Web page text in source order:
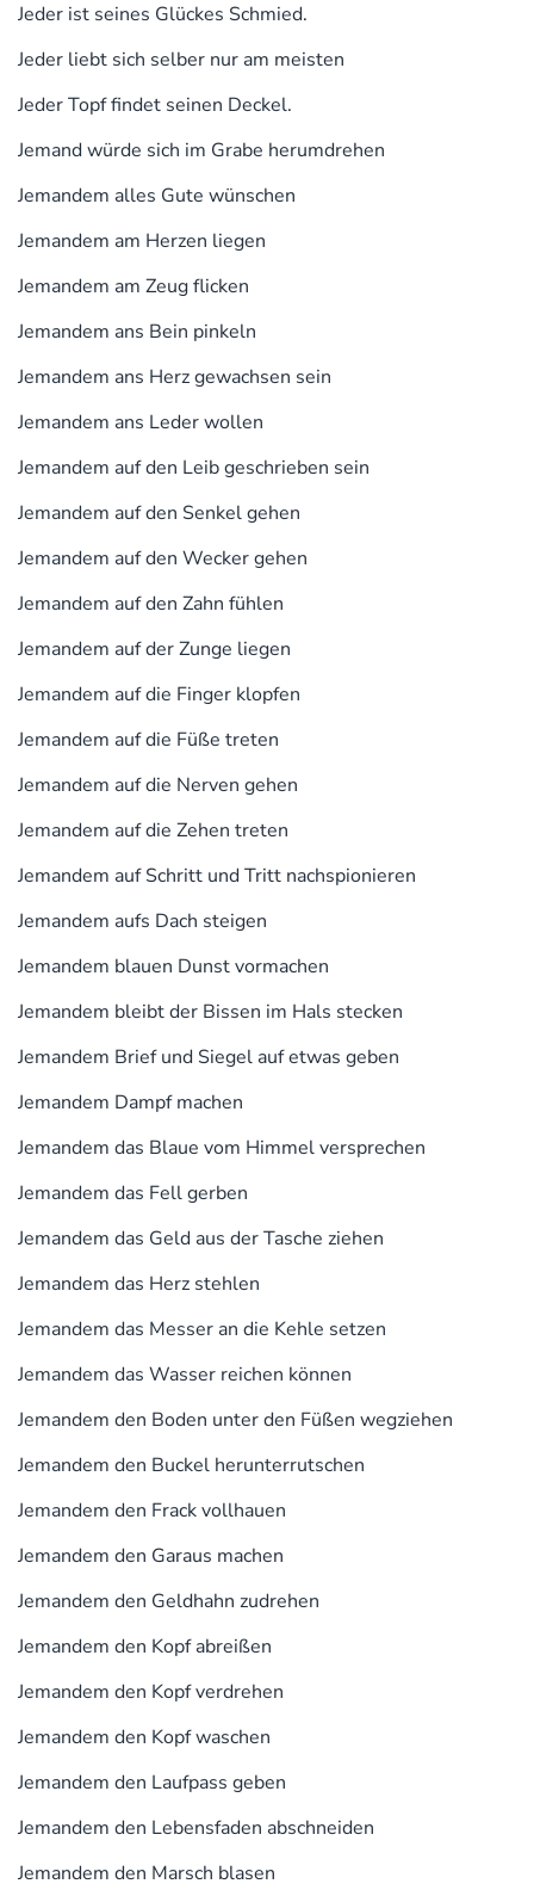
Jeder ist seines Glückes Schmied.
Jeder liebt sich selber nur am meisten
Jeder Topf findet seinen Deckel.
Jemand würde sich im Grabe herumdrehen
Jemandem alles Gute wünschen
Jemandem am Herzen liegen
Jemandem am Zeug flicken
Jemandem ans Bein pinkeln
Jemandem ans Herz gewachsen sein
Jemandem ans Leder wollen
Jemandem auf den Leib geschrieben sein
Jemandem auf den Senkel gehen
Jemandem auf den Wecker gehen
Jemandem auf den Zahn fühlen
Jemandem auf der Zunge liegen
Jemandem auf die Finger klopfen
Jemandem auf die Füße treten
Jemandem auf die Nerven gehen
Jemandem auf die Zehen treten
Jemandem auf Schritt und Tritt nachspionieren
Jemandem aufs Dach steigen
Jemandem blauen Dunst vormachen
Jemandem bleibt der Bissen im Hals stecken
Jemandem Brief und Siegel auf etwas geben
Jemandem Dampf machen
Jemandem das Blaue vom Himmel versprechen
Jemandem das Fell gerben
Jemandem das Geld aus der Tasche ziehen
Jemandem das Herz stehlen
Jemandem das Messer an die Kehle setzen
Jemandem das Wasser reichen können
Jemandem den Boden unter den Füßen wegziehen
Jemandem den Buckel herunterrutschen
Jemandem den Frack vollhauen
Jemandem den Garaus machen
Jemandem den Geldhahn zudrehen
Jemandem den Kopf abreißen
Jemandem den Kopf verdrehen
Jemandem den Kopf waschen
Jemandem den Laufpass geben
Jemandem den Lebensfaden abschneiden
Jemandem den Marsch blasen